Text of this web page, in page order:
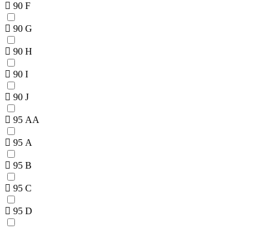
90 F
90 G
90 H
90 I
90 J
95 AA
95 A
95 B
95 C
95 D